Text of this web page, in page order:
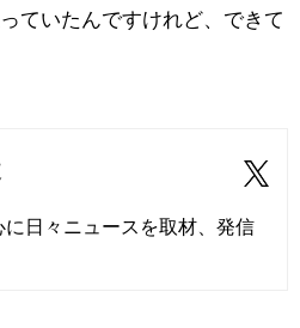
ていたんですけれど、できて
日々ニュースを取材、発信